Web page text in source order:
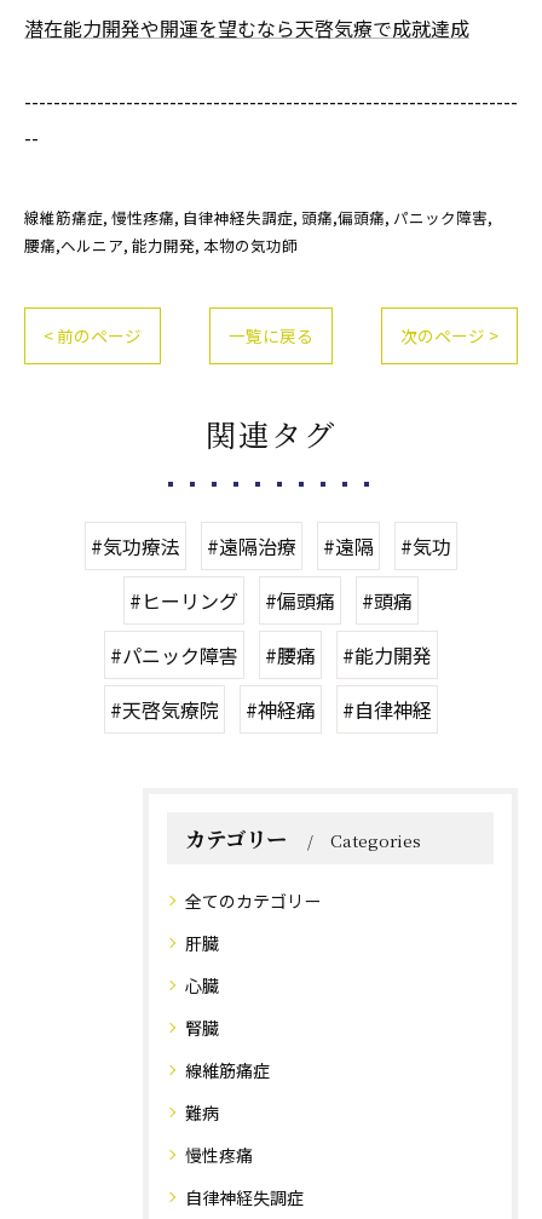
潜在能力開発や開運を望むなら天啓気療で成就達成
--------------------------------------------------------------------
--
線維筋痛症 慢性疼痛 自律神経失調症 頭痛,偏頭痛 パニック障害
腰痛,ヘルニア 能力開発 本物の気功師
< 前のページ 一覧に戻る 次のページ >
関連タグ
#気功療法 #遠隔治療 #遠隔
#気功
#ヒーリング
#偏頭痛
#頭痛
#パニック障害
#腰痛
#能力開発
#天啓気療院
#神経痛 #自律神経
カテゴリー Categories
全てのカテゴリー
肝臓
心臓
腎臓
線維筋痛症
難病
慢性疼痛
自律神経失調症